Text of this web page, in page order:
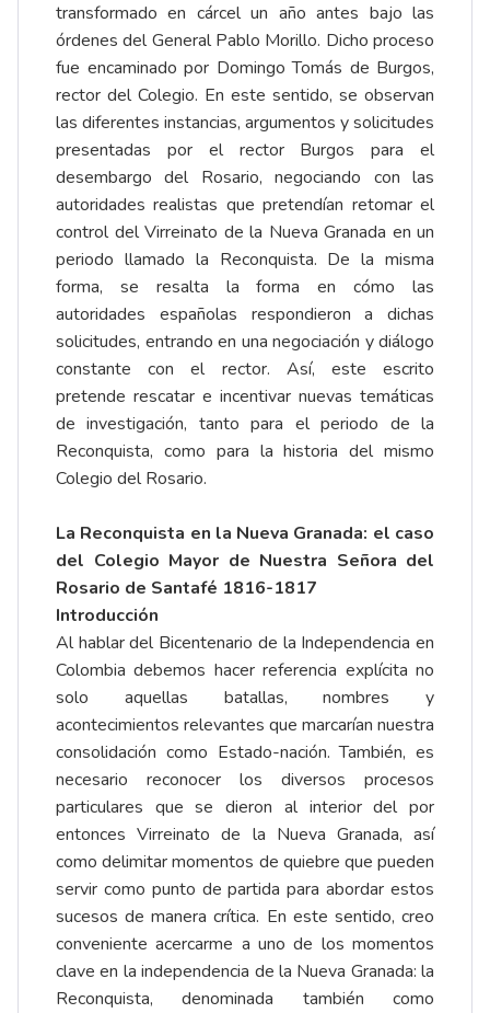
transformado en cárcel un año antes bajo las
órdenes del General Pablo Morillo. Dicho proceso
fue encaminado por Domingo Tomás de Burgos,
rector del Colegio. En este sentido, se observan
las diferentes instancias, argumentos y solicitudes
presentadas por el rector Burgos para el
desembargo del Rosario, negociando con las
autoridades realistas que pretendían retomar el
control del Virreinato de la Nueva Granada en un
periodo llamado la Reconquista. De la misma
forma, se resalta la forma en cómo las
autoridades españolas respondieron a dichas
solicitudes, entrando en una negociación y diálogo
constante con el rector. Así, este escrito
pretende rescatar e incentivar nuevas temáticas
de investigación, tanto para el periodo de la
Reconquista, como para la historia del mismo
Colegio del Rosario.
La Reconquista en la Nueva Granada: el caso
del Colegio Mayor de Nuestra Señora del
Rosario de Santafé 1816-1817
Introducción
Al hablar del Bicentenario de la Independencia en
Colombia debemos hacer referencia explícita no
solo aquellas batallas, nombres y
acontecimientos relevantes que marcarían nuestra
consolidación como Estado-nación. También, es
necesario reconocer los diversos procesos
particulares que se dieron al interior del por
entonces Virreinato de la Nueva Granada, así
como delimitar momentos de quiebre que pueden
servir como punto de partida para abordar estos
sucesos de manera crítica. En este sentido, creo
conveniente acercarme a uno de los momentos
clave en la independencia de la Nueva Granada: la
Reconquista, denominada también como